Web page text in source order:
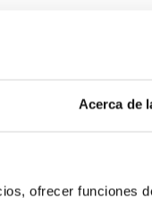
Acerca de
ofrecer funciones